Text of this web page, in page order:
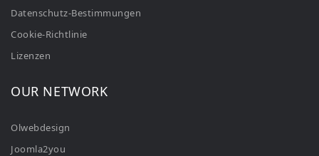
Datenschutz-Bestimmungen
Cookie-Richtlinie
Lizenzen
OUR NETWORK
Olwebdesign
Joomla2you